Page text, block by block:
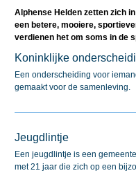
Alphense Helden zetten zich
een betere, mooiere,
verdienen het om soms in de
Koninklijke
Een onderscheiding voor
gemaakt voor de samenleving.
Jeugdlintje
Een jeugdlintje is een
met 21 jaar die zich op een